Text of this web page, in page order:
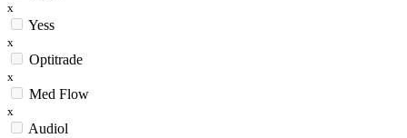
x
Yess
x
Optitrade
x
Med Flow
x
Audiol